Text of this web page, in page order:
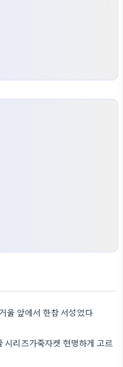
울 앞에서 한참 서성였다
시리즈가죽자켓 현명하게 고르